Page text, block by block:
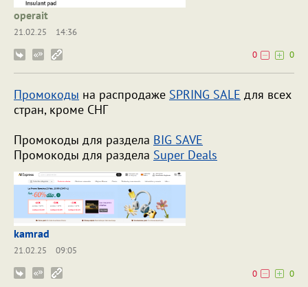
operait
21.02.25
14:36
0
0
Промокоды на распродаже SPRING SALE для всех
стран, кроме СНГ
Промокоды для раздела BIG SAVE
Промокоды для раздела Super Deals
kamrad
21.02.25
09:05
0
0